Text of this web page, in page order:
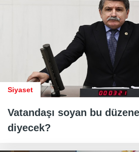
Siyaset
Vatandaşı soyan bu
diyecek?